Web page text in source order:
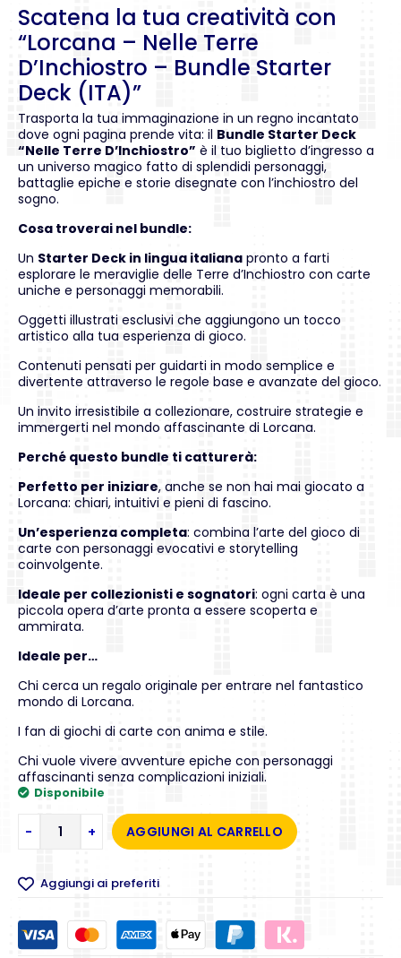
Scatena la tua creatività con
“Lorcana – Nelle Terre
D’Inchiostro – Bundle Starter
Deck (ITA)”
Trasporta la tua immaginazione in un regno incantato
dove ogni pagina prende vita: il Bundle Starter Deck
“Nelle Terre D’Inchiostro” è il tuo biglietto d’ingresso a
un universo magico fatto di splendidi personaggi,
battaglie epiche e storie disegnate con l’inchiostro del
sogno.
Cosa troverai nel bundle:
Un Starter Deck in lingua italiana pronto a farti
esplorare le meraviglie delle Terre d’Inchiostro con carte
uniche e personaggi memorabili.
Oggetti illustrati esclusivi che aggiungono un tocco
artistico alla tua esperienza di gioco.
Contenuti pensati per guidarti in modo semplice e
divertente attraverso le regole base e avanzate del gioco.
Un invito irresistibile a collezionare, costruire strategie e
immergerti nel mondo affascinante di Lorcana.
Perché questo bundle ti catturerà:
Perfetto per iniziare, anche se non hai mai giocato a
Lorcana: chiari, intuitivi e pieni di fascino.
Un’esperienza completa: combina l’arte del gioco di
carte con personaggi evocativi e storytelling
coinvolgente.
Ideale per collezionisti e sognatori: ogni carta è una
piccola opera d’arte pronta a essere scoperta e
ammirata.
Ideale per…
Chi cerca un regalo originale per entrare nel fantastico
mondo di Lorcana.
I fan di giochi di carte con anima e stile.
Chi vuole vivere avventure epiche con personaggi
affascinanti senza complicazioni iniziali.
Disponibile
- + AGGIUNGI AL CARRELLO
Aggiungi ai preferiti